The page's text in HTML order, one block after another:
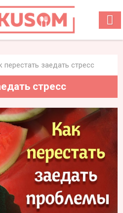
перестать заедать стресс
стресс